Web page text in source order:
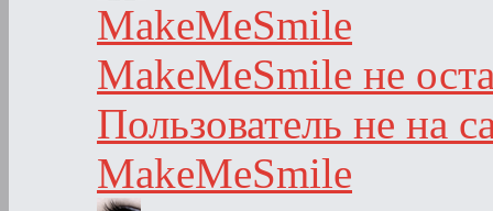
MakeMeSmile
MakeMeSmile не
Пользователь не на
MakeMeSmile